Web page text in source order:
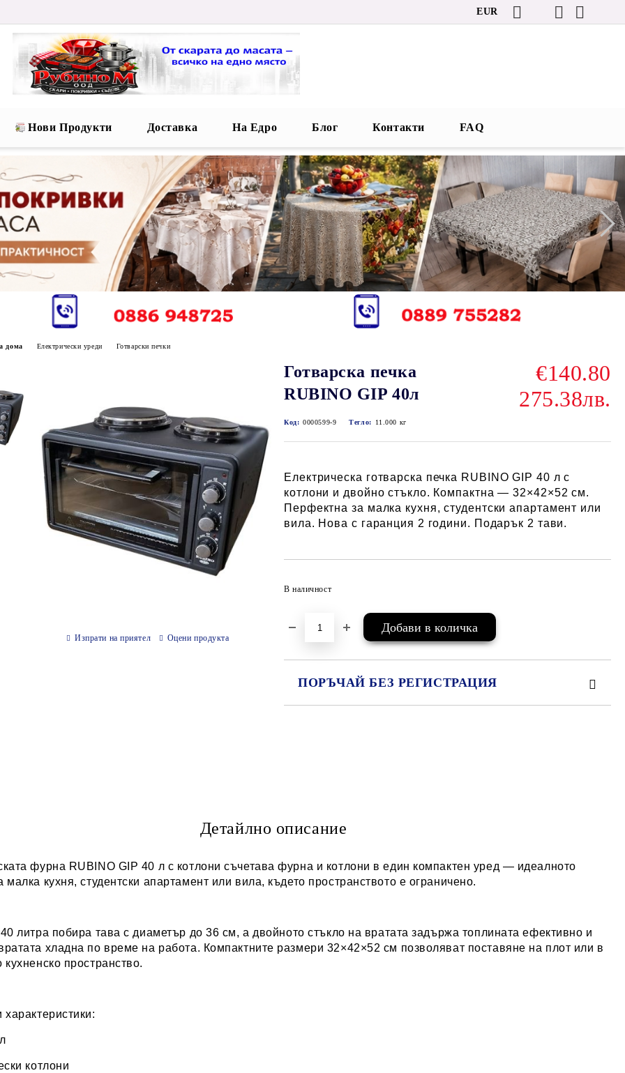
EUR
Нови Продукти Доставка На Едро Блог Контакти FAQ
дома Електрически уреди Готварски печки
Готварска печка
RUBINO GIP 40л
€140.80
275.38лв.
Код: 0000599-9 Тегло: 11.000 кг
Електрическа готварска печка RUBINO GIP 40 л с
котлони и двойно стъкло. Компактна — 32×42×52 см.
Перфектна за малка кухня, студентски апартамент или
вила. Нова с гаранция 2 години. Подарък 2 тави.
В наличност
ПОРЪЧАЙ БЕЗ РЕГИСТРАЦИЯ
Изпрати на приятел Оцени продукта
Детайлно описание
фурна RUBINO GIP 40 л с котлони съчетава фурна и котлони в един компактен уред — идеалното
малка кухня, студентски апартамент или вила, където пространството е ограничено.
литра побира тава с диаметър до 36 см, а двойното стъкло на вратата задържа топлината ефективно и
хладна по време на работа. Компактните размери 32×42×52 см позволяват поставяне на плот или в
кухненско пространство.
характеристики:
котлони